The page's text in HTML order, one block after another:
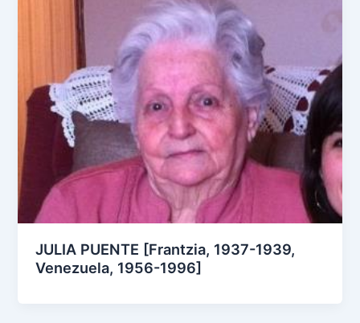
JULIA PUENTE [Frantzia, 1937-1939,
Venezuela, 1956-1996]